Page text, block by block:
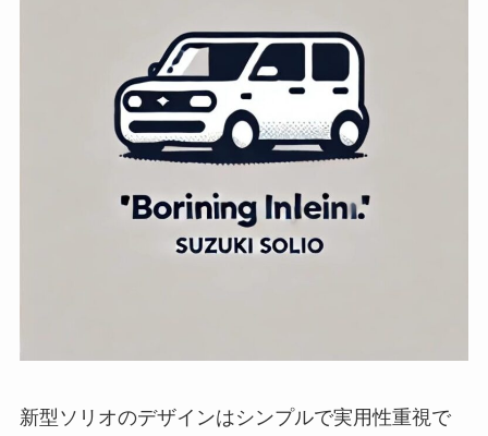
新型ソリオのデザインはシンプルで実用性重視で